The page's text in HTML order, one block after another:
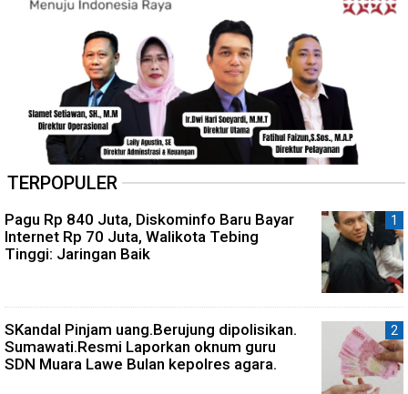
TERPOPULER
Pagu Rp 840 Juta, Diskominfo Baru Bayar
Internet Rp 70 Juta, Walikota Tebing
Tinggi: Jaringan Baik
SKandal Pinjam uang.Berujung dipolisikan.
Sumawati.Resmi Laporkan oknum guru
SDN Muara Lawe Bulan kepolres agara.